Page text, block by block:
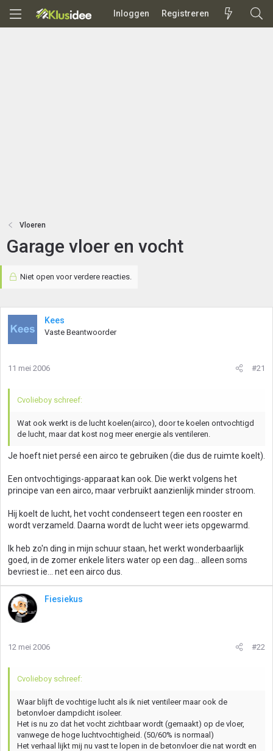
Inloggen Registreren
Vloeren
Garage vloer en vocht
Niet open voor verdere reacties.
Kees
Vaste Beantwoorder
11 mei 2006 #21
Cvolieboy schreef:
Wat ook werkt is de lucht koelen(airco), door te koelen ontvochtigd
de lucht, maar dat kost nog meer energie als ventileren.
Je hoeft niet persé een airco te gebruiken (die dus de ruimte koelt).
Een ontvochtigings-apparaat kan ook. Die werkt volgens het
principe van een airco, maar verbruikt aanzienlijk minder stroom.
Hij koelt de lucht, het vocht condenseert tegen een rooster en
wordt verzameld. Daarna wordt de lucht weer iets opgewarmd.
Ik heb zo'n ding in mijn schuur staan, het werkt wonderbaarlijk
goed, in de zomer enkele liters water op een dag... alleen soms
bevriest ie... net een airco dus.
Fiesiekus
12 mei 2006 #22
Cvolieboy schreef:
Waar blijft de vochtige lucht als ik niet ventileer maar ook de
betonvloer dampdicht isoleer.
Het is nu zo dat het vocht zichtbaar wordt (gemaakt) op de vloer,
vanwege de hoge luchtvochtigheid. (50/60% is normaal)
Het verhaal lijkt mij nu vast te lopen in de betonvloer die nat wordt en